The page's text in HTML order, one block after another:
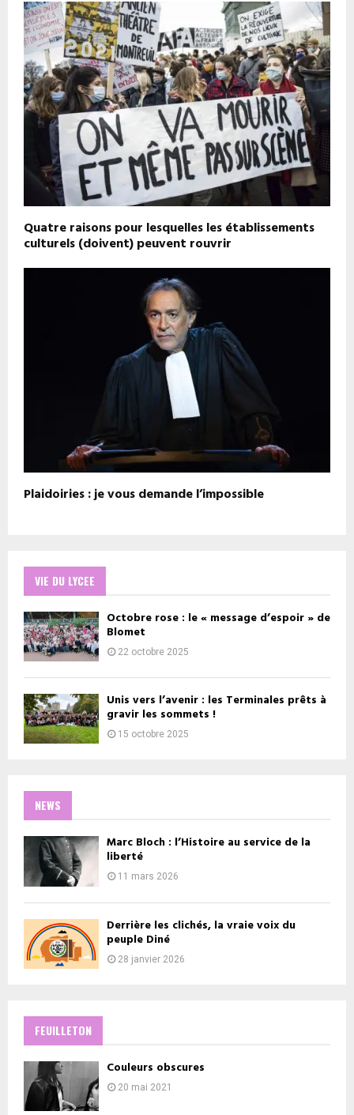
Quatre raisons pour lesquelles les établissements
culturels (doivent) peuvent rouvrir
Plaidoiries : je vous demande l’impossible
VIE DU LYCEE
Octobre rose : le « message d’espoir » de
Blomet
22 octobre 2025
Unis vers l’avenir : les Terminales prêts à
gravir les sommets !
15 octobre 2025
NEWS
Marc Bloch : l’Histoire au service de la
liberté
11 mars 2026
Derrière les clichés, la vraie voix du
peuple Diné
28 janvier 2026
FEUILLETON
Couleurs obscures
20 mai 2021